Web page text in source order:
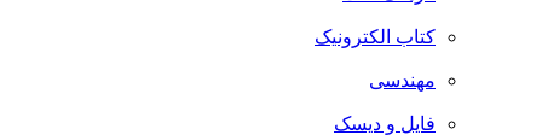
کتاب الکترونیک
مهندسی
فایل و دیسک